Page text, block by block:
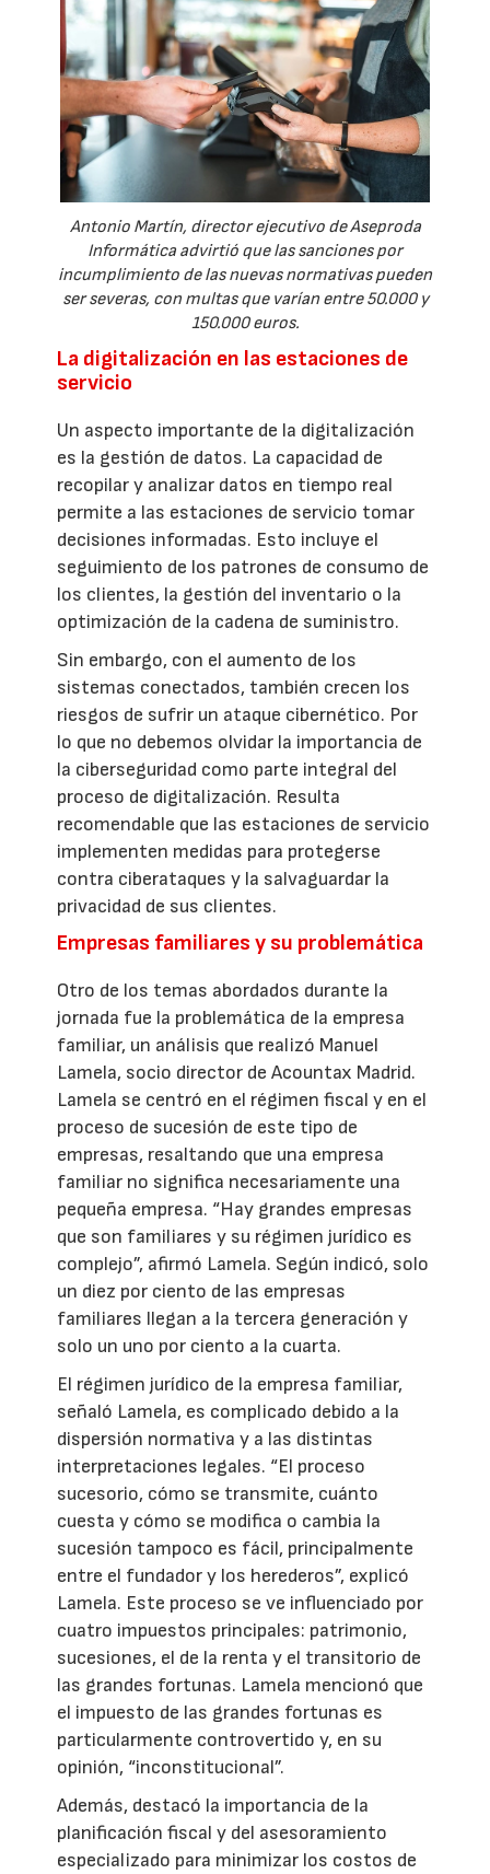
Antonio Martín, director ejecutivo de Aseproda
Informática advirtió que las sanciones por
incumplimiento de las nuevas normativas pueden
ser severas, con multas que varían entre 50.000 y
150.000 euros.
La digitalización en las estaciones de
servicio
Un aspecto importante de la digitalización
es la gestión de datos. La capacidad de
recopilar y analizar datos en tiempo real
permite a las estaciones de servicio tomar
decisiones informadas. Esto incluye el
seguimiento de los patrones de consumo de
los clientes, la gestión del inventario o la
optimización de la cadena de suministro.
Sin embargo, con el aumento de los
sistemas conectados, también crecen los
riesgos de sufrir un ataque cibernético. Por
lo que no debemos olvidar la importancia de
la ciberseguridad como parte integral del
proceso de digitalización. Resulta
recomendable que las estaciones de servicio
implementen medidas para protegerse
contra ciberataques y la salvaguardar la
privacidad de sus clientes.
Empresas familiares y su problemática
Otro de los temas abordados durante la
jornada fue la problemática de la empresa
familiar, un análisis que realizó Manuel
Lamela, socio director de Acountax Madrid.
Lamela se centró en el régimen fiscal y en el
proceso de sucesión de este tipo de
empresas, resaltando que una empresa
familiar no significa necesariamente una
pequeña empresa. “Hay grandes empresas
que son familiares y su régimen jurídico es
complejo”, afirmó Lamela. Según indicó, solo
un diez por ciento de las empresas
familiares llegan a la tercera generación y
solo un uno por ciento a la cuarta.
El régimen jurídico de la empresa familiar,
señaló Lamela, es complicado debido a la
dispersión normativa y a las distintas
interpretaciones legales. “El proceso
sucesorio, cómo se transmite, cuánto
cuesta y cómo se modifica o cambia la
sucesión tampoco es fácil, principalmente
entre el fundador y los herederos”, explicó
Lamela. Este proceso se ve influenciado por
cuatro impuestos principales: patrimonio,
sucesiones, el de la renta y el transitorio de
las grandes fortunas. Lamela mencionó que
el impuesto de las grandes fortunas es
particularmente controvertido y, en su
opinión, “inconstitucional”.
Además, destacó la importancia de la
planificación fiscal y del asesoramiento
especializado para minimizar los costos de